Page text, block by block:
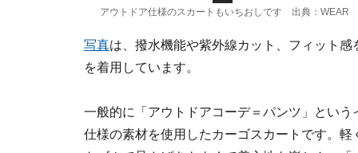
アウトドア仕様のスカートもいちおしです 出典：WEAR
写真は、撥水機能や紫外線カット、フィット
を着用しています。
一般的に「アウトドアコーデ＝パンツ」とい
仕様の素材を使用したカーゴスカートです。